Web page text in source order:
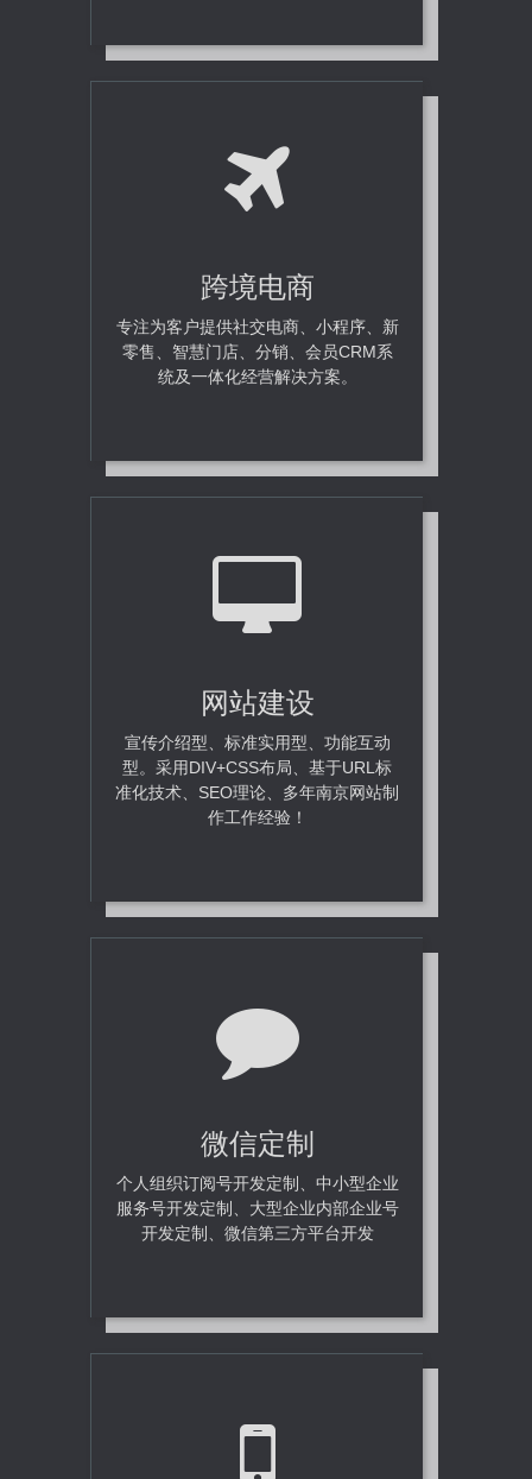
跨境电商
专注为客户提供社交电商、小程序、新
零售、智慧门店、分销、会员CRM系
统及一体化经营解决方案。
网站建设
宣传介绍型、标准实用型、功能互动
型。采用DIV+CSS布局、基于URL标
准化技术、SEO理论、多年南京网站制
作工作经验！
微信定制
个人组织订阅号开发定制、中小型企业
服务号开发定制、大型企业内部企业号
开发定制、微信第三方平台开发